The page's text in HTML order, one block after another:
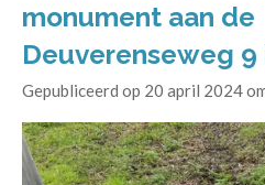
monument aan de
Deuverenseweg 9
Gepubliceerd op 20 april 2024